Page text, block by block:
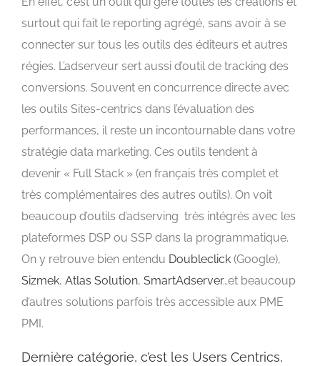
surtout qui fait le reporting agrégé, sans avoir à se
connecter sur tous les outils des éditeurs et autres
régies. L’adserveur sert aussi d’outil de tracking des
conversions. Souvent en concurrence directe avec
les outils Sites-centrics dans l’évaluation des
performances, il reste un incontournable dans votre
stratégie data marketing. Ces outils tendent à
devenir « Full Stack » (en français très complet et
très complémentaires des autres outils). On voit
beaucoup d’outils d’adserving très intégrés avec les
plateformes DSP ou SSP dans la programmatique.
On y retrouve bien entendu Doubleclick (Google),
Sizmek, Atlas Solution, SmartAdserver…et beaucoup
d’autres solutions parfois très accessible aux PME
PMI.
Dernière catégorie, c’est les Users Centrics,